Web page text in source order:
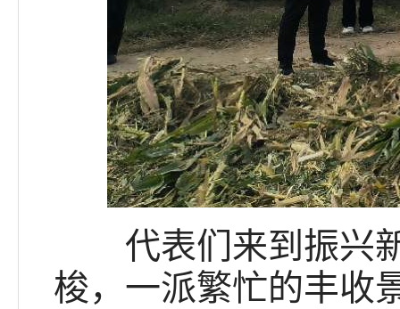
代表们来到振兴新
梭，一派繁忙的丰收